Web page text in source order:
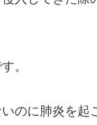
。
のに肺炎を起